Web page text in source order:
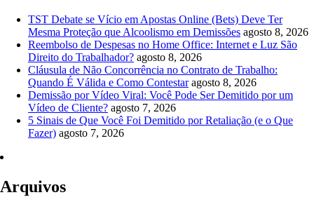
TST Debate se Vício em Apostas Online (Bets) Deve Ter
Mesma Proteção que Alcoolismo em Demissões agosto 8, 2026
Reembolso de Despesas no Home Office: Internet e Luz São
Direito do Trabalhador? agosto 8, 2026
Cláusula de Não Concorrência no Contrato de Trabalho:
Quando É Válida e Como Contestar agosto 8, 2026
Demissão por Vídeo Viral: Você Pode Ser Demitido por um
Vídeo de Cliente? agosto 7, 2026
5 Sinais de Que Você Foi Demitido por Retaliação (e o Que
Fazer) agosto 7, 2026
Arquivos